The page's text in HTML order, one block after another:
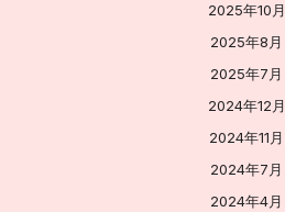
2025年10月
2025年8月
2025年7月
2024年12月
2024年11月
2024年7月
2024年4月